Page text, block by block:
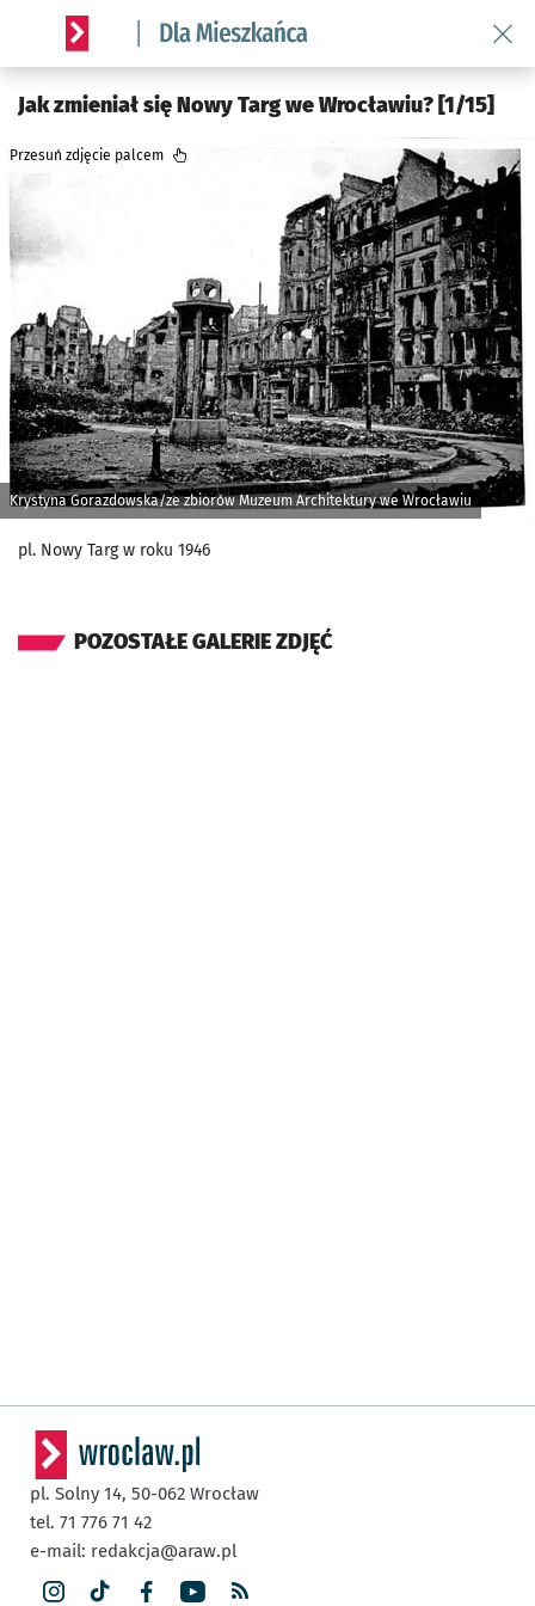
Serwis informacyjny wroclaw.pl podserwis: Dla mieszkańca
Jak zmieniał się Nowy Targ we Wrocławiu? [1/15]
Krystyna Gorazdowska/ze zbiorów Muzeum Architektury we Wrocławiu
Przesuń zdjęcie palcem
pl. Nowy Targ w roku 1946
POZOSTAŁE GALERIE ZDJĘĆ
pl. Solny 14, 50-062 Wrocław
tel. 71 776 71 42
e-mail: redakcja@araw.pl